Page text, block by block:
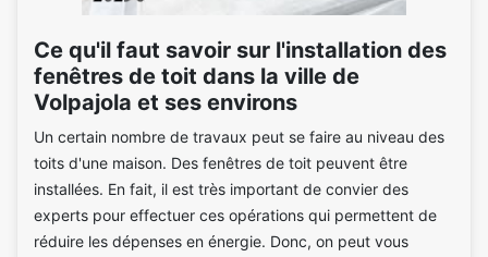
Ce qu'il faut savoir sur l'installation des
fenêtres de toit dans la ville de
Volpajola et ses environs
Un certain nombre de travaux peut se faire au niveau des
toits d'une maison. Des fenêtres de toit peuvent être
installées. En fait, il est très important de convier des
experts pour effectuer ces opérations qui permettent de
réduire les dépenses en énergie. Donc, on peut vous